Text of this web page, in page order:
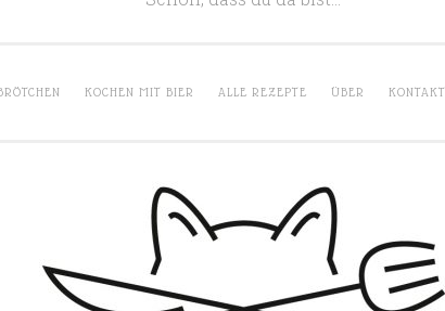
KOCHEN MIT BIER ALLE REZEPTE ÜBER KONTAKT